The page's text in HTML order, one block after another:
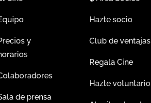
y
de prensa
Hazte socio
Club de ventajas
Regala Cine
Hazte voluntario